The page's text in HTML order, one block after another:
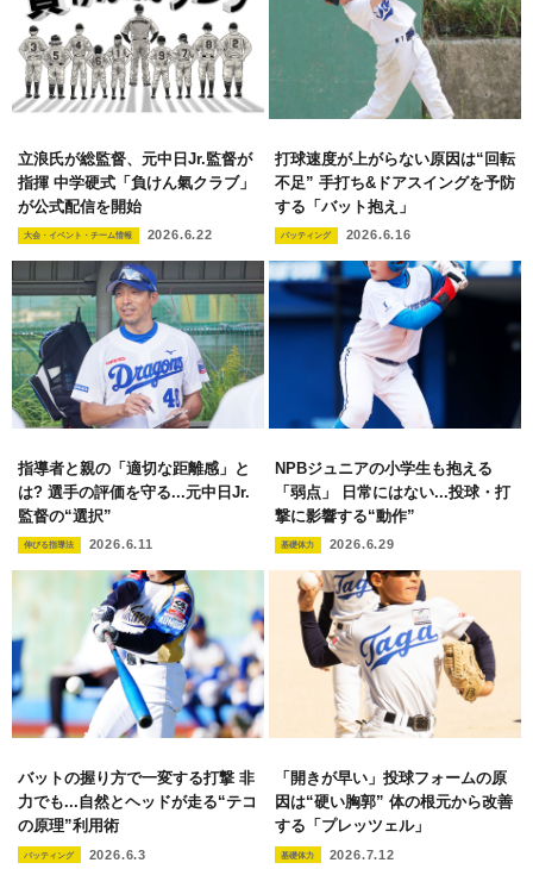
立浪氏が総監督、元中日Jr.監督が
指揮 中学硬式「負けん氣クラブ」
が公式配信を開始
大会・イベント・チーム情報 2026.6.22
打球速度が上がらない原因は“回転
不足” 手打ち&ドアスイングを予防
する「バット抱え」
バッティング 2026.6.16
指導者と親の「適切な距離感」と
は? 選手の評価を守る...元中日Jr.
監督の“選択”
伸びる指導法 2026.6.11
NPBジュニアの小学生も抱える
「弱点」 日常にはない...投球・打
撃に影響する“動作”
基礎体力 2026.6.29
バットの握り方で一変する打撃 非
力でも...自然とヘッドが走る“テコ
の原理”利用術
バッティング 2026.6.3
「開きが早い」投球フォームの原
因は“硬い胸郭” 体の根元から改善
する「プレッツェル」
基礎体力 2026.7.12